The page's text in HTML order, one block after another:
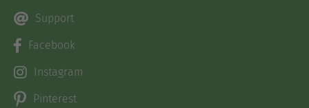
Support
Facebook
Instagram
Pinterest